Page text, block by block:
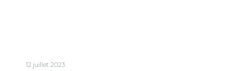
12 juillet 2023